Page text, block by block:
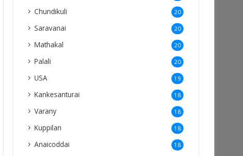
Chundikuli 20
Saravanai 20
Mathakal 20
Palali 20
USA 19
Kankesanturai 18
Varany 18
Kuppilan 18
Anaicoddai 18